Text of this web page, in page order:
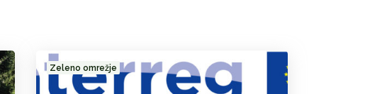
Zeleno omrežje